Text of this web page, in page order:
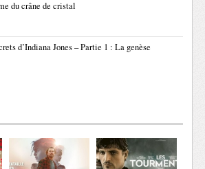
du crâne de cristal
d’Indiana Jones – Partie 1 : La genèse